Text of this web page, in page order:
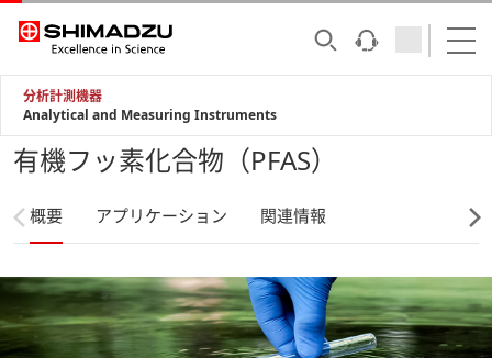
分析計測機器
Analytical and Measuring Instruments
有機フッ素化合物（PFAS）
概要 アプリケーション 関連情報